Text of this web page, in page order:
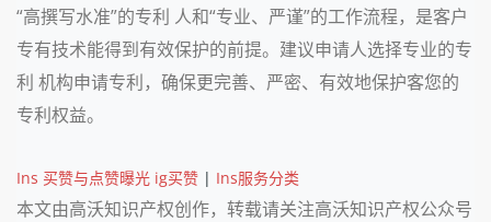
“高撰写水准”的专利 人和“专业、严谨”的工作流程，是客户
专有技术能得到有效保护的前提。建议申请人选择专业的专
利 机构申请专利，确保更完善、严密、有效地保护客您的
专利权益。
Ins 买赞与点赞曝光 ig买赞 | Ins服务分类
本文由高沃知识产权创作，转载请关注高沃知识产权公众号